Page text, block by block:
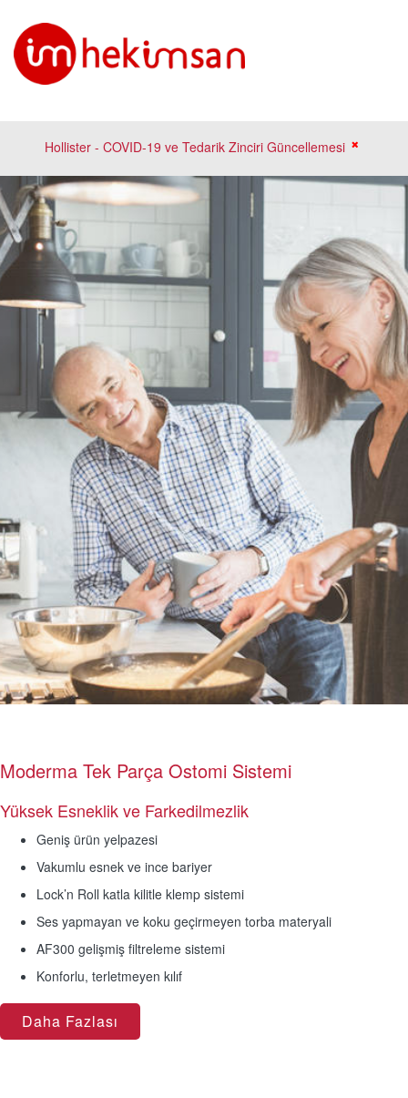
Hollister - COVID-19 ve Tedarik Zinciri Güncellemesi
Moderma Tek Parça Ostomi Sistemi
Yüksek Esneklik ve Farkedilmezlik
Geniş ürün yelpazesi
Vakumlu esnek ve ince bariyer
Lock’n Roll katla kilitle klemp sistemi
Ses yapmayan ve koku geçirmeyen torba materyali
AF300 gelişmiş filtreleme sistemi
Konforlu, terletmeyen kılıf
Daha Fazlası